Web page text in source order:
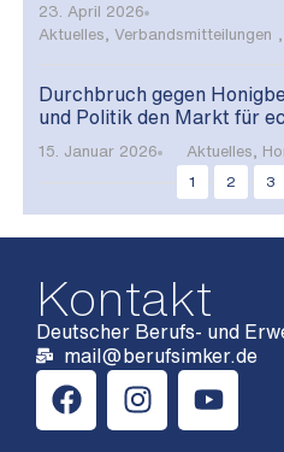
23. April 2026
Aktuelles
Verbandsmitteilungen
Durchbruch gegen
und Politik den Markt für
15. Januar 2026 Aktuelles
1
2 3
Kontakt
Deutscher Berufs- und
mail@berufsimker.de